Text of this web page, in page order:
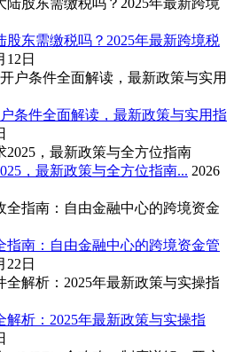
股东需缴税吗？2025年最新跨境税
12日
条件全面解读，最新政策与实用指
，最新政策与全方位指南... 2026
指南：自由金融中心的跨境资金管
22日
解析：2025年最新政策与实操指